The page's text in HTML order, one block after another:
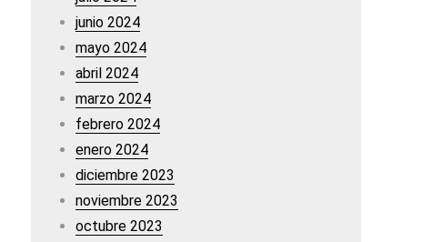
junio 2024
mayo 2024
abril 2024
marzo 2024
febrero 2024
enero 2024
diciembre 2023
noviembre 2023
octubre 2023